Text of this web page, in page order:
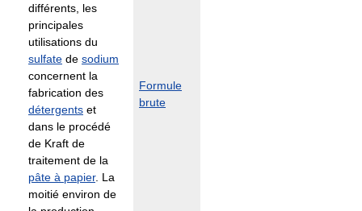
Formule
brute
différents, les
principales
utilisations du
sulfate de sodium
concernent la
fabrication des
détergents et
dans le procédé
de Kraft de
traitement de la
pâte à papier. La
moitié environ de